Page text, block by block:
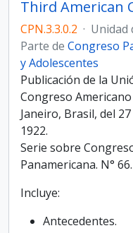
CPN.3.3.0.2 · Unidad
Parte de Congreso
y Adolescentes
Publicación de la
Congreso
Janeiro, Brasil, del
1922.
Serie sobre
Panamericana. N° 66.
Incluye:
Antecedentes.